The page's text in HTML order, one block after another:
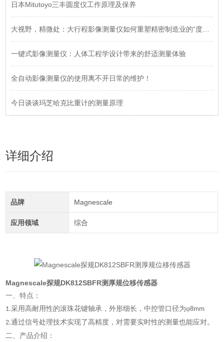
日本Mitutoyo三丰圆度仪工作原理及保养
大视野，精微处：大行程影像测量仪如何重塑精密制造业的“度量衡”
一键式影像测量仪：人体工程学设计带来的舒适测量体验
全自动影像测量仪的使用离不开日常的维护！
今日谈谈玛芝哈克比重计的测量原理
详细介绍
品牌 Magnescale
应用领域 综合
Magnescale探规DK812SBFR测厚规位移传感器
一、特点：
1.采用高耐用性的滚珠花键轴承，外形细长，中控管口径为φ8mm
2.通过信号处理技术实现了高精度，对需要实时性的测量也能应对。
二、产品介绍：